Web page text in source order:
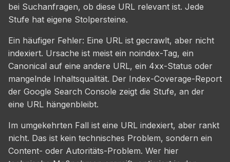
bei Suchanfragen, ob diese URL relevant ist. Jede
Stufe hat eigene Stolpersteine.
Ein häufiger Fehler: Eine URL ist gecrawlt, aber nicht
indexiert. Ursache ist meist ein noindex-Tag, ein
Canonical auf eine andere URL, ein 4xx-Status oder
mangelnde Inhaltsqualität. Der Index-Coverage-Report
der Google Search Console zeigt die Stufe, an der
eine URL hängenbleibt.
Im umgekehrten Fall ist eine URL indexiert, aber rankt
nicht. Das ist kein technisches Problem, sondern ein
Content- oder Autoritäts-Problem. Wer hier